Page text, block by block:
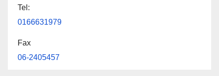
Tel:
0166631979
Fax
06-2405457